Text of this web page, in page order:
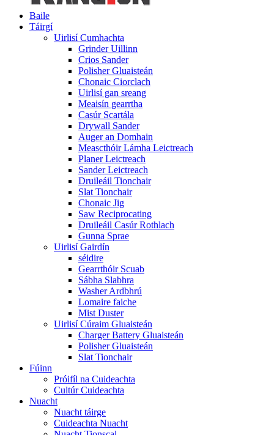
Baile
Táirgí
Uirlisí Cumhachta
Grinder Uillinn
Crios Sander
Polisher Gluaisteán
Chonaic Ciorclach
Uirlisí gan sreang
Meaisín gearrtha
Casúr Scartála
Drywall Sander
Auger an Domhain
Meascthóir Lámha Leictreach
Planer Leictreach
Sander Leictreach
Druileáil Tionchair
Slat Tionchair
Chonaic Jig
Saw Reciprocating
Druileáil Casúr Rothlach
Gunna Sprae
Uirlisí Gairdín
séidire
Gearrthóir Scuab
Sábha Slabhra
Washer Ardbhrú
Lomaire faiche
Mist Duster
Uirlisí Cúraim Gluaisteán
Charger Battery Gluaisteán
Polisher Gluaisteán
Slat Tionchair
Fúinn
Próifíl na Cuideachta
Cultúr Cuideachta
Nuacht
Nuacht táirge
Cuideachta Nuacht